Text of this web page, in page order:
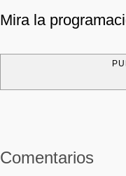
Mira la
Comentarios